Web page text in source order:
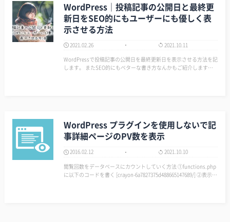
WordPress｜投稿記事の公開日と最終更
新日をSEO的にもユーザーにも優しく表
示させる方法
2021.02.26
2021.10.11
WordPressで投稿記事の公開日を最終更新日を表示させる方法を記
します。 またSEO的にもベターな書き方なんかもご紹介します。
WordPress プラグインを使用しないで記
事詳細ページのPV数を表示
2016.02.12
2021.10.10
閲覧回数をデータベースにカウントしていく方法 ①functions.php
に以下のコードを書く [crayon-6a7827375d488665147689/] ②表示さ